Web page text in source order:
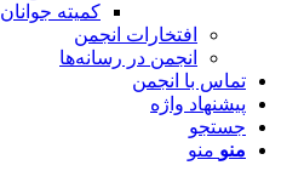
کمیته جوانان
افتخارات انجمن
انجمن در رسانه‌ها
تماس با انجمن
پیشنهاد واژه
جستجو
منو منو